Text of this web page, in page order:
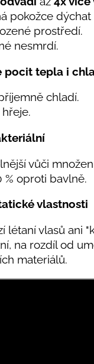
pokožce
prostředí.
nesmrdí.
pocit tepla i
chladí.
vůči
% oproti bavlně.
vlastnosti
létaní vlasů ani
na rozdíl od
materiálů.